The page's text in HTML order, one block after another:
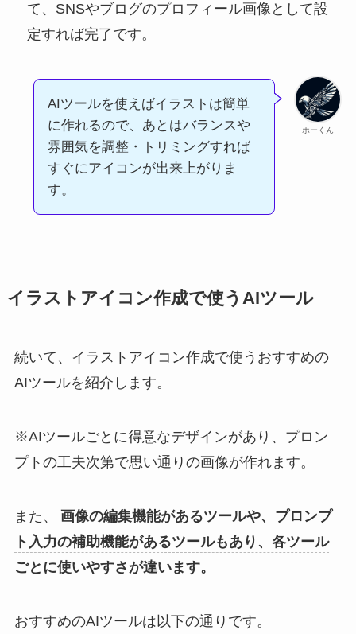
て、SNSやブログのプロフィール画像として設
定すれば完了です。
ホーくん
AIツールを使えばイラストは簡単
に作れるので、あとはバランスや
雰囲気を調整・トリミングすれば
すぐにアイコンが出来上がりま
す。
イラストアイコン作成で使うAIツール
続いて、イラストアイコン作成で使うおすすめの
AIツールを紹介します。
※AIツールごとに得意なデザインがあり、プロン
プトの工夫次第で思い通りの画像が作れます。
また、
画像の編集機能があるツールや、プロンプ
ト入力の補助機能があるツールもあり、各ツール
ごとに使いやすさが違います。
おすすめのAIツールは以下の通りです。